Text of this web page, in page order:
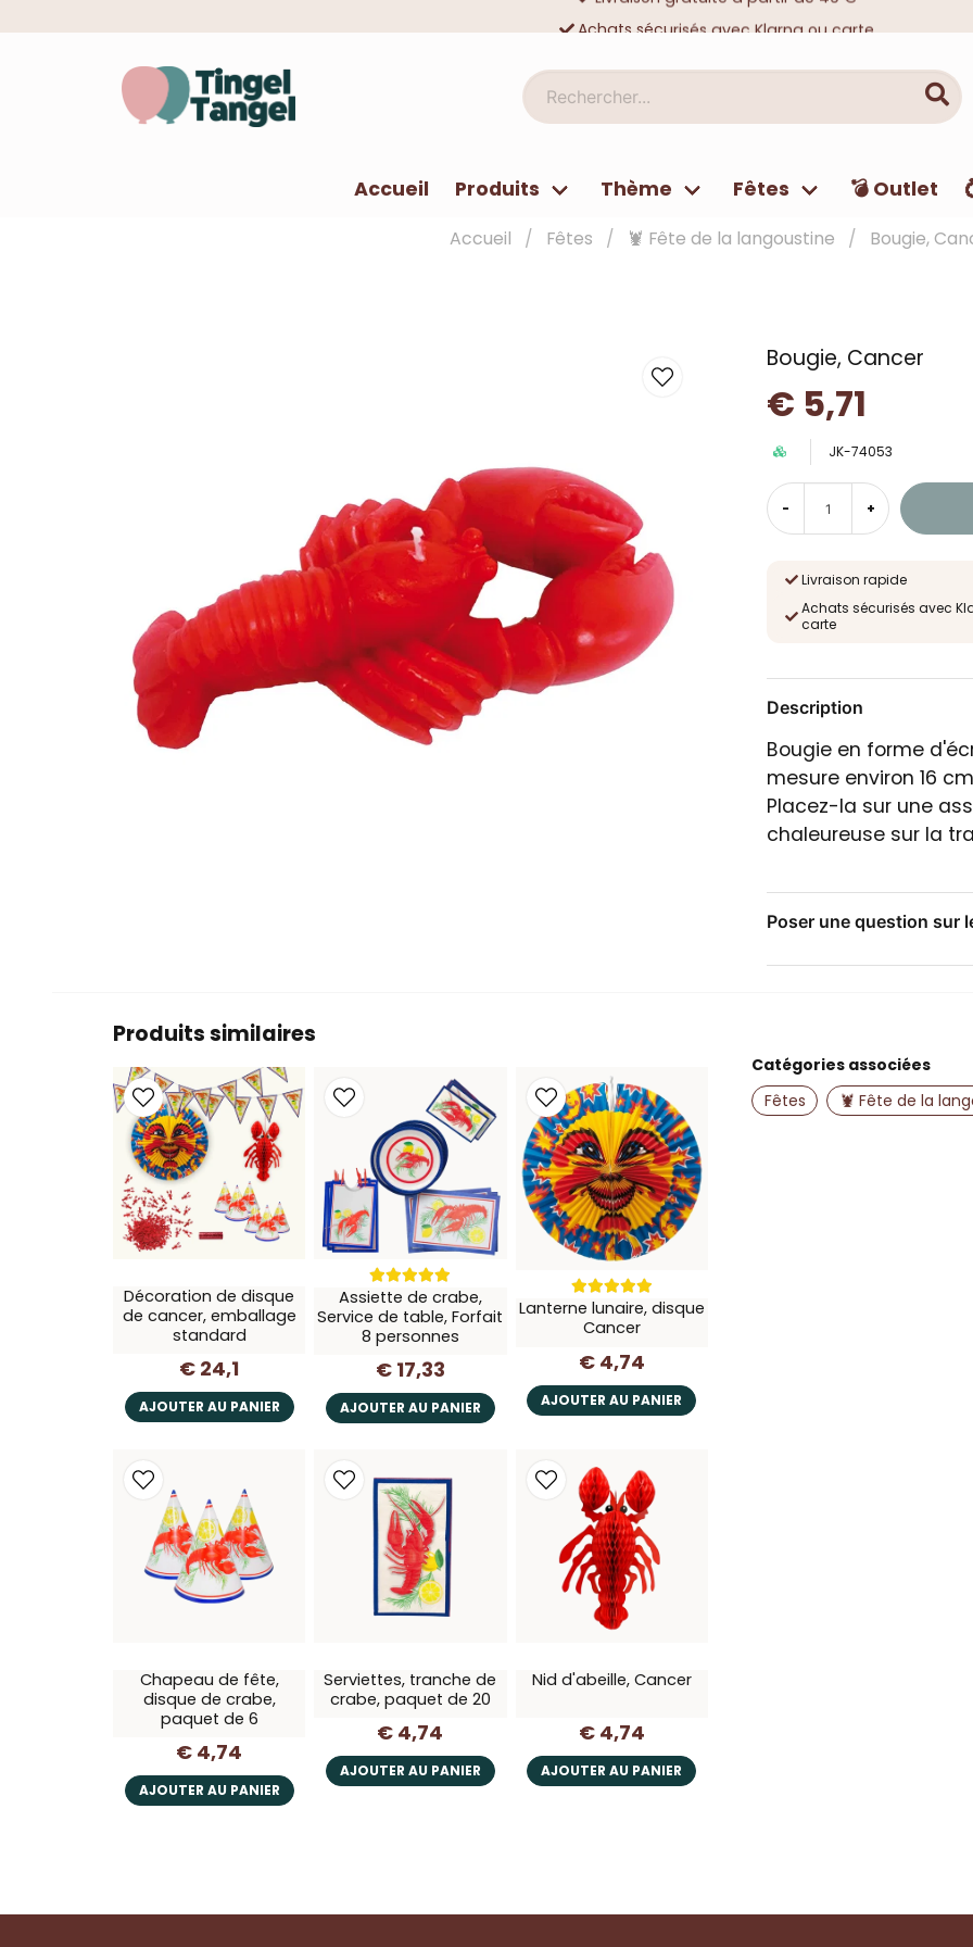
Rechercher...
Accueil Produits Thème Fêtes 💣 Outlet
Accueil Fêtes 🦞 Fête de la langoustine Bougie,
Bougie, Cancer
€ 5,71
JK-74053
- +
Livraison rapide
Achats sécurisés avec
carte
Description
Bougie en forme
mesure environ 16
Placez-la sur une
chaleureuse sur la
Poser une question sur
name
Nom
Produits similaires
Décoration de disque
de cancer, emballage
standard
€ 24,1
AJOUTER AU PANIER
Assiette de crabe,
Service de table, Forfait
8 personnes
€ 17,33
AJOUTER AU PANIER
Lanterne lunaire, disque
Cancer
€ 4,74
AJOUTER AU PANIER
Chapeau de fête,
disque de crabe,
paquet de 6
€ 4,74
AJOUTER AU PANIER
Serviettes, tranche de
crabe, paquet de 20
€ 4,74
AJOUTER AU PANIER
Nid d'abeille, Cancer
€ 4,74
AJOUTER AU PANIER
Catégories associées
Fêtes
🦞 Fête de la